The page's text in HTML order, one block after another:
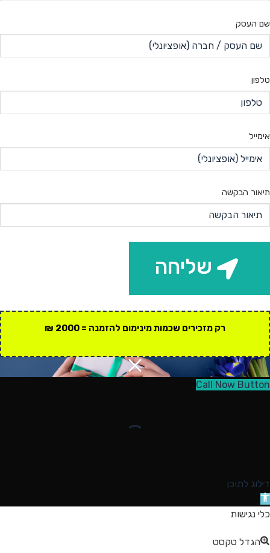
שם העסק
טלפון
אימייל
תיאור הבקשה
שליחה
רק מזכירים שכמות מינימום להזמנה = 2000 ₪
Call Now Button
דילוג לתוכן
פתח
סרגל
כלי נגישות
הגדל טקסט